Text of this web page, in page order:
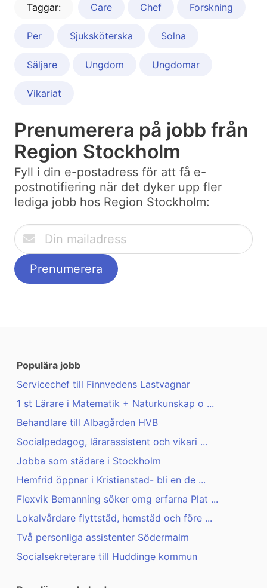
Taggar: Care Chef Forskning
Per Sjuksköterska Solna
Säljare Ungdom Ungdomar
Vikariat
Prenumerera på jobb från
Region Stockholm
Fyll i din e-postadress för att få e-
postnotifiering när det dyker upp fler
lediga jobb hos Region Stockholm:
Populära jobb
Servicechef till Finnvedens Lastvagnar
1 st Lärare i Matematik + Naturkunskap o ...
Behandlare till Albagården HVB
Socialpedagog, lärarassistent och vikari ...
Jobba som städare i Stockholm
Hemfrid öppnar i Kristianstad- bli en de ...
Flexvik Bemanning söker omg erfarna Plat ...
Lokalvårdare flyttstäd, hemstäd och före ...
Två personliga assistenter Södermalm
Socialsekreterare till Huddinge kommun